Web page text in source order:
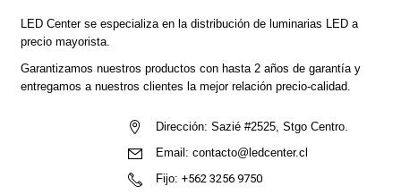
LED Centerse especializa en la distribución de luminarias LED a
precio mayorista.
Garantizamos nuestros productos con hasta 2 años de garantía y
entregamos a nuestros clientes la mejor relación precio-calidad.
Dirección: Sazié #2525, Stgo Centro.
Email: contacto@ledcenter.cl
Fijo: +562 3256 9750